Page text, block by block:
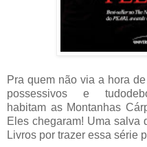
Pra quem não via a hora
possessivos e
habitam as Montanhas
Eles chegaram! Uma salva
Livros por trazer essa série